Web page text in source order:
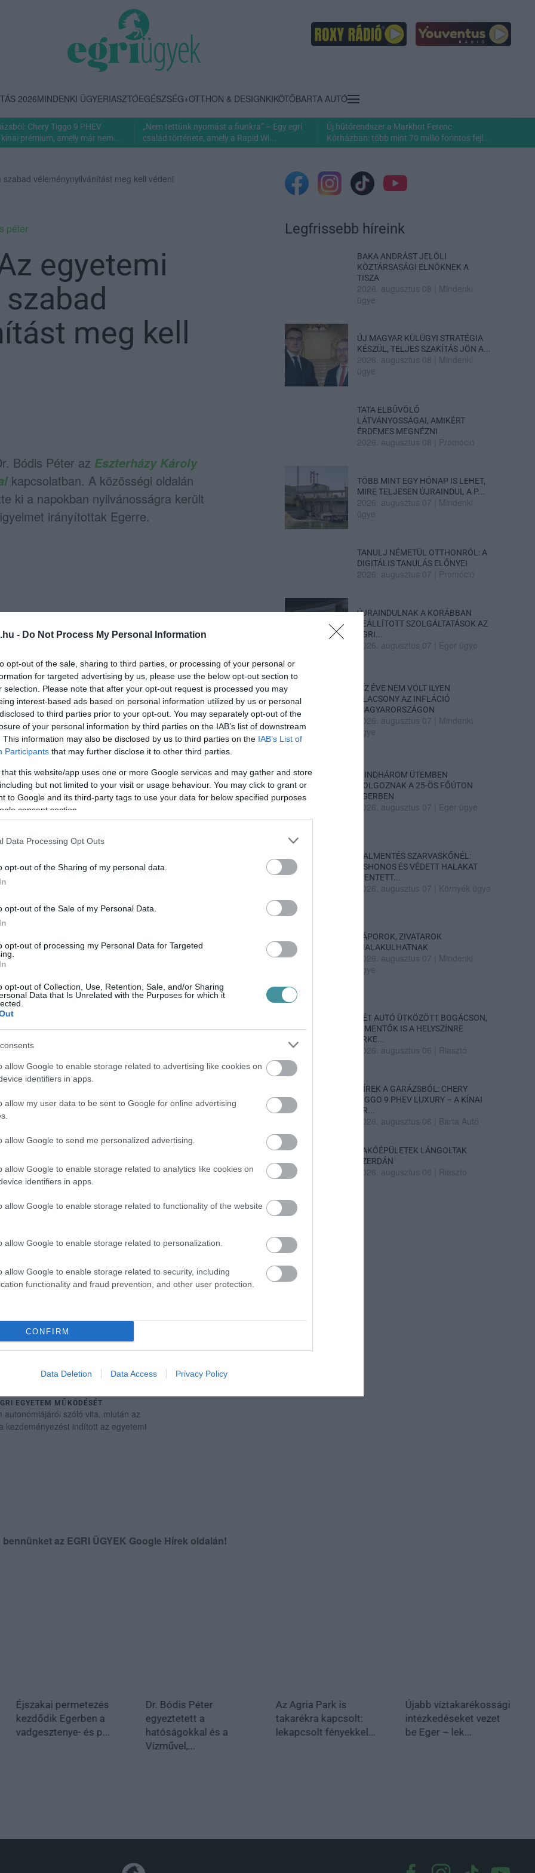
- Do Not Process My Personal Information
opt-out of the sale, sharing to third parties, or processing of your personal or
for targeted advertising by us, please use the below opt-out section to
selection. Please note that after your opt-out request is processed you may
interest-based ads based on personal information utilized by us or personal
to third parties prior to your opt-out. You may separately opt-out of the
of your personal information by third parties on the IAB’s list of downstream
This information may also be disclosed by us to third parties on the IAB’s List of
Participants that may further disclose it to other third parties.
that this website/app uses one or more Google services and may gather and store
but not limited to your visit or usage behaviour. You may click to grant or
to Google and its third-party tags to use your data for below specified purposes
consent section.
Data Processing Opt Outs
opt-out of the Sharing of my personal data.
opt-out of the Sale of my Personal Data.
opt-out of processing my Personal Data for Targeted
opt-out of Collection, Use, Retention, Sale, and/or Sharing
Data that Is Unrelated with the Purposes for which it
allow Google to enable storage related to advertising like cookies on
identifiers in apps.
allow my user data to be sent to Google for online advertising
allow Google to send me personalized advertising.
allow Google to enable storage related to analytics like cookies on
identifiers in apps.
allow Google to enable storage related to functionality of the website
allow Google to enable storage related to personalization.
allow Google to enable storage related to security, including
functionality and fraud prevention, and other user protection.
CONFIRM
Data Deletion Data Access Privacy Policy
2026MINDENKI ÜGYERIASZTÓEGÉSZSÉG+OTTHON & DESIGNKIKÖTŐBARTA AUTÓ
Chery Tiggo 9 PHEV
prémium, amely már nem...
„Nem tettünk nyomást a fiunkra” – Egy egri
család története, amely a Rapid Wi...
Új hűtőrendszer a Markhot Ferenc
Kórházban: több mint 70 millió forintos fejl...
véleménynyilvánítást meg kell védeni
péter
egyetemi
meg kell
Bódis Péter az Eszterházy Károly
kapcsolatban. A közösségi oldalán
ki a napokban nyilvánosságra került
irányítottak Egerre.
antiszemitizmus minden formáját
szomorúan látja, hogy Eger neve ismét
amely ezt a kérdést veti fel.
hogy elfogadhatatlannak tartja, ha
az egyetemi autonómiát megkerülve
intézmény működésére.
nyomásgyakorlás terepe” –
intézményi autonómiában, a szabad
tiszteletében rejlik. Kiemelte azt is,
és dolgozóknak a kiállását, akik elveik
és a szabad véleménynyilvánítás
közösen kell megőrizni és
az Eszterházy Károly Katolikus Egyetem
és a teljesítmény határozza
vagy a személyes befolyásgyakorlás.
működését érintő kérdésekben a szakmai
politikai kötődésekkel szemben.
EGYETEM MŰKÖDÉSÉT
autonómiájáról szóló vita, miután az
kezdeményezést indított az egyetemi
az EGRI ÜGYEK Google Hírek oldalán!
Legfrissebb híreink
BAKA ANDRÁST JELÖLI
KÖZTÁRSASÁGI ELNÖKNEK A
TISZA
2026. augusztus 08
Mindenki
ügye
ÚJ MAGYAR KÜLÜGYI STRATÉGIA
KÉSZÜL, TELJES SZAKÍTÁS JÖN A...
2026. augusztus 08
Mindenki
ügye
TATA ELBŰVÖLŐ
LÁTVÁNYOSSÁGAI, AMIKÉRT
ÉRDEMES MEGNÉZNI
2026. augusztus 08 Promóció
TÖBB MINT EGY HÓNAP IS LEHET,
MIRE TELJESEN ÚJRAINDUL A P...
2026. augusztus 07
Mindenki
ügye
TANULJ NÉMETÜL OTTHONRÓL: A
DIGITÁLIS TANULÁS ELŐNYEI
2026. augusztus 07 Promóció
ÚJRAINDULNAK A KORÁBBAN
LEÁLLÍTOTT SZOLGÁLTATÁSOK AZ
EGRI...
2026. augusztus 07 Eger ügye
TÍZ ÉVE NEM VOLT ILYEN
ALACSONY AZ INFLÁCIÓ
MAGYARORSZÁGON
2026. augusztus 07
Mindenki
ügye
MINDHÁROM ÜTEMBEN
DOLGOZNAK A 25-ÖS FŐÚTON
EGERBEN
2026. augusztus 07 Eger ügye
HALMENTÉS SZARVASKŐNÉL:
ŐSHONOS ÉS VÉDETT HALAKAT
MENTETT...
2026. augusztus 07 Környék ügye
ZÁPOROK, ZIVATAROK
KIALAKULHATNAK
2026. augusztus 07
Mindenki
ügye
KÉT AUTÓ ÜTKÖZÖTT BOGÁCSON,
A MENTŐK IS A HELYSZÍNRE
ÉRKE...
2026. augusztus 06 Riasztó
HÍREK A GARÁZSBÓL: CHERY
TIGGO 9 PHEV LUXURY – A KÍNAI
PR...
2026. augusztus 06 Barta Autó
LAKÓÉPÜLETEK LÁNGOLTAK
SZERDÁN
2026. augusztus 06 Riasztó
Éjszakai permetezés
kezdődik Egerben a
vadgesztenye- és p...
Dr. Bódis Péter
egyeztetett a
hatóságokkal és a
Vízművel,...
Az Agria Park is
takarékra kapcsolt:
lekapcsolt fényekkel...
Újabb víztakarékossági
intézkedéseket vezet
be Eger – lek...